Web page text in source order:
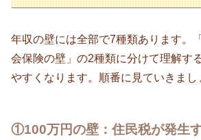
年収の壁には全部で7種類あります。
会保険の壁」の2種類に分けて理解す
やすくなります。順番に見ていきまし
①100万円の壁：住民税が発生